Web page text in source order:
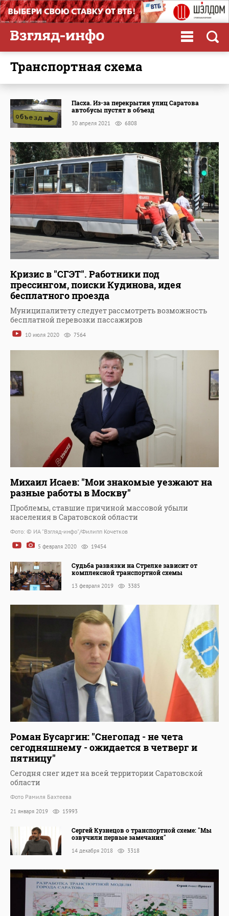
транспортная схема
Пасха. Из-за перекрытия улиц Саратова
автобусы пустят в объезд
30 апреля 2021 6808
Кризис в "СГЭТ". Работники под
прессингом, поиски Кудинова, идея
бесплатного проезда
Муниципалитету следует рассмотреть возможность
бесплатной перевозки пассажиров
10 июля 2020 7564
Михаил Исаев: "Мои знакомые уезжают на
разные работы в Москву"
Проблемы, ставшие причиной массовой убыли
населения в Саратовской области
Фото: © ИА "Взгляд-инфо"/Филипп Кочетков
5 февраля 2020 19454
Судьба развязки на Стрелке зависит от
комплексной транспортной схемы
13 февраля 2019 3385
Роман Бусаргин: "Снегопад - не чета
сегодняшнему - ожидается в четверг и
пятницу"
Сегодня снег идет на всей территории Саратовской
области
Фото Рамиля Бахтеева
21 января 2019 15993
Сергей Кузнецов о транспортной схеме: "Мы
озвучили первые замечания"
14 декабря 2018 3318